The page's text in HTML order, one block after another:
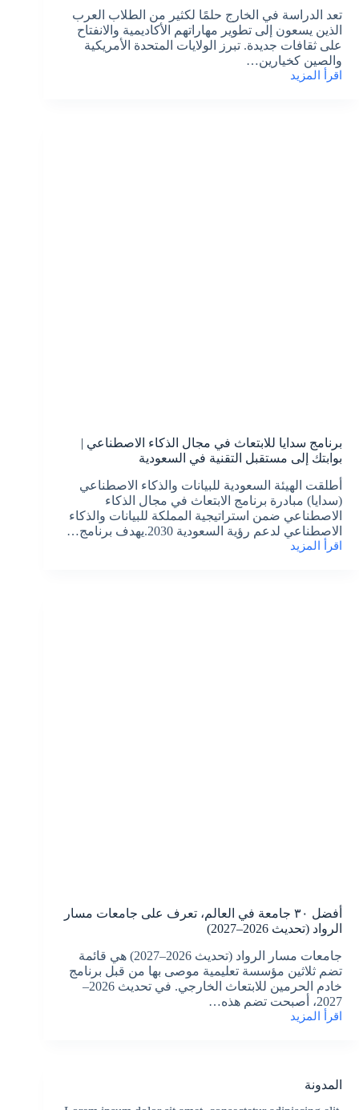
تعد الدراسة في الخارج حلمًا لكثير من الطلاب العرب
الذين يسعون إلى تطوير مهاراتهم الأكاديمية والانفتاح
على ثقافات جديدة. تبرز الولايات المتحدة الأمريكية
والصين كخيارين…
اقرأ المزيد
أيهما
برنامج سدايا للابتعاث في مجال الذكاء الاصطناعي |
بوابتك إلى مستقبل التقنية في السعودية
أطلقت الهيئة السعودية للبيانات والذكاء الاصطناعي
(سدايا) مبادرة برنامج الابتعاث في مجال الذكاء
الاصطناعي ضمن استراتيجية المملكة للبيانات والذكاء
الاصطناعي لدعم رؤية السعودية 2030.يهدف برنامج…
اقرأ المزيد
برنامج
أفضل ٣٠ جامعة في العالم، تعرف على جامعات مسار
الرواد (تحديث 2026–2027)
جامعات مسار الرواد (تحديث 2026–2027) هي قائمة
تضم ثلاثين مؤسسة تعليمية موصى بها من قبل برنامج
خادم الحرمين للابتعاث الخارجي. في تحديث 2026–
2027، أصبحت تضم هذه…
اقرأ المزيد
أفضل
العالم،
تعرف
المدونة